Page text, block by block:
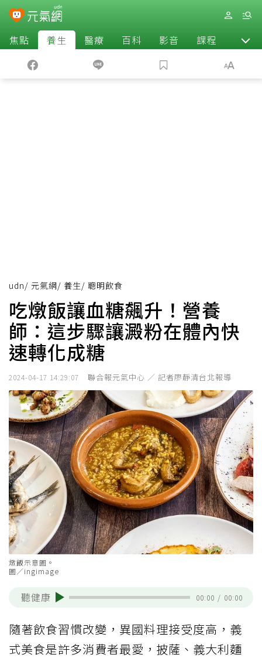
焦點 養生 醫療 百科 影音 課程 退休
udn/ 元氣網/ 養生/ 聰明飲食
吃燉飯讓血糖飆升！營養
師：這步驟讓澱粉在體內快
速轉化成糖
2024-04-17 14:29:07 聯合報元氣中心 ／ 記者廖靜清台北報導
燉飯示意圖。
圖／ingimage
聽健康 00:00 / 00:00
隨著飲食習慣改變，異國料理接受度高，義
式美食是許多消費者最愛，披薩、義大利麵